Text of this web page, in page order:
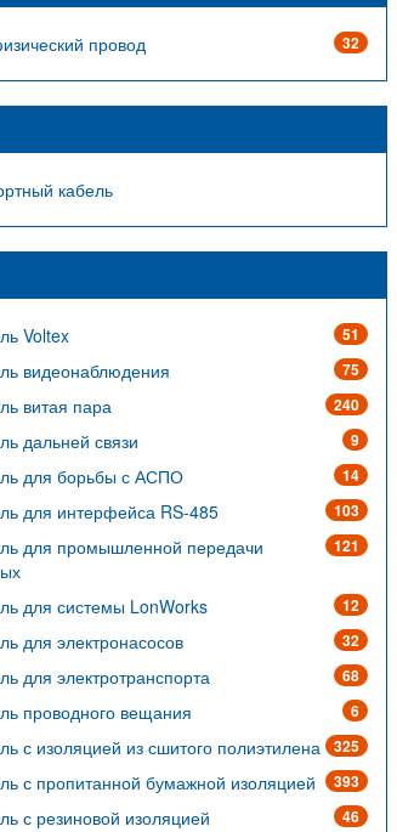
32
провод
кабель
51
Voltex
75
видеонаблюдения
240
витая пара
9
дальней связи
14
для борьбы с АСПО
103
для интерфейса RS-485
121
для промышленной передачи
12
для системы LonWorks
32
для электронасосов
68
для электротранспорта
6
проводного вещания
325
с изоляцией из сшитого полиэтилена
393
с пропитанной бумажной изоляцией
46
с резиновой изоляцией